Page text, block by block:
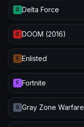
D Delta Force
D DOOM (2016)
E Enlisted
F Fortnite
G Gray Zone Warfare